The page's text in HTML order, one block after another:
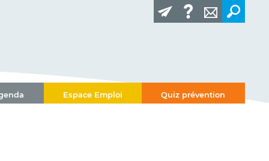
Espace Emploi Quiz prévention